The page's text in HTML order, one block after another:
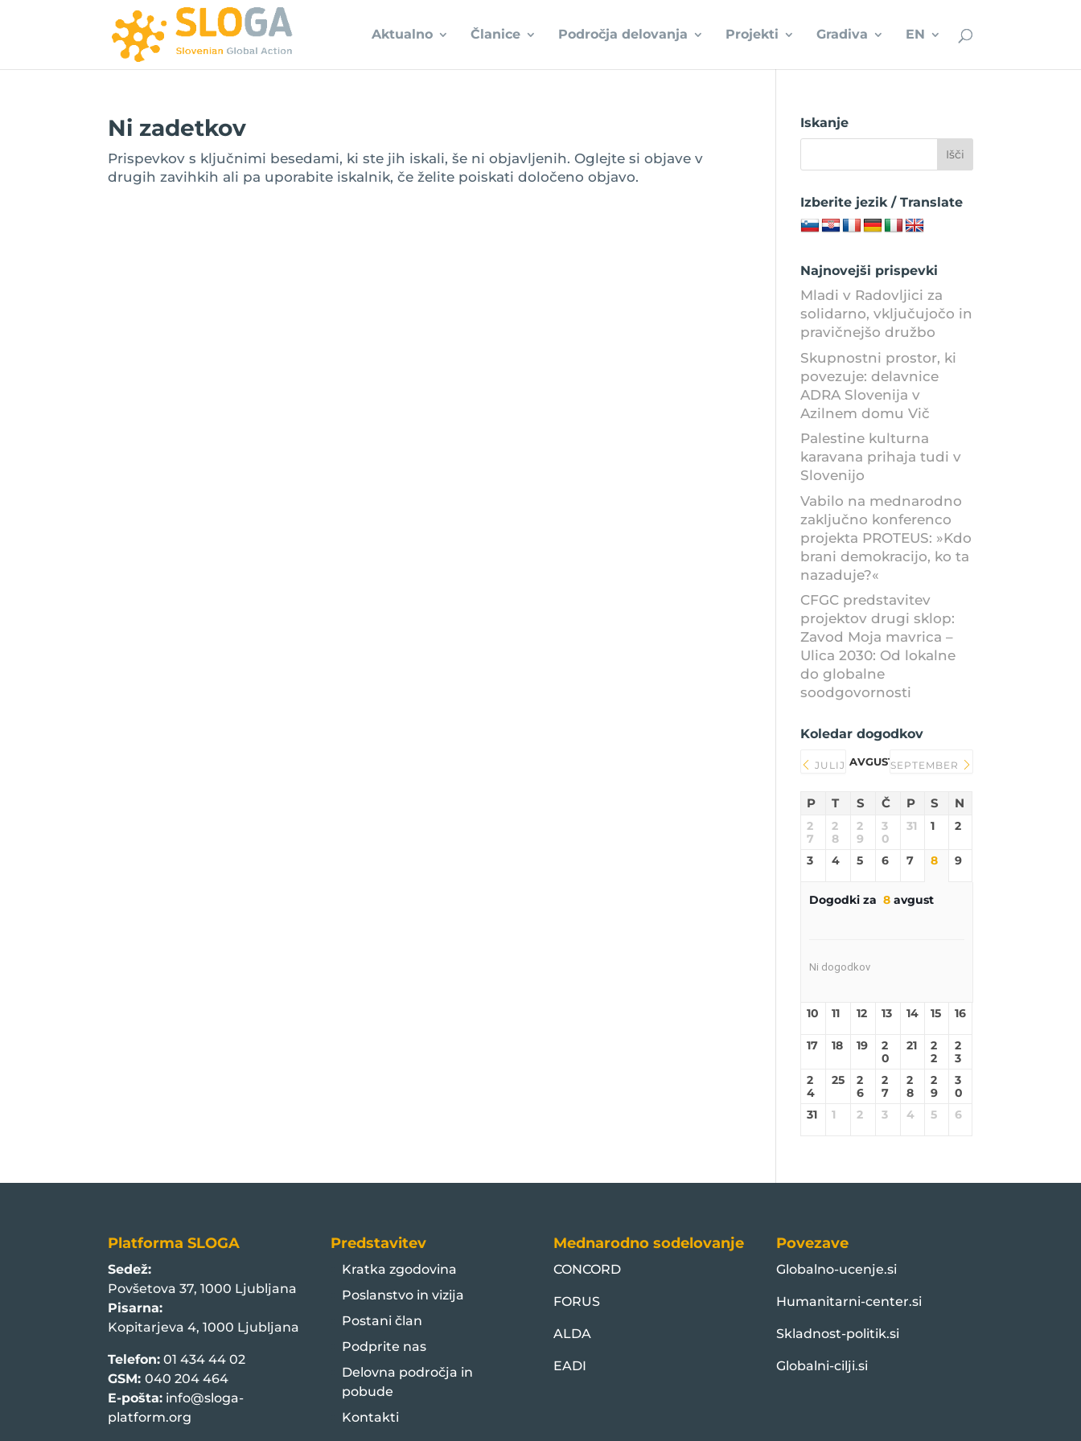
Aktualno Članice Področja delovanja Projekti Gradiva EN
Ni zadetkov
Prispevkov s ključnimi besedami, ki ste jih iskali, še ni objavljenih. Oglejte si objave v
drugih zavihkih ali pa uporabite iskalnik, če želite poiskati določeno objavo.
Iskanje
Izberite jezik / Translate
Najnovejši prispevki
Mladi v Radovljici za
solidarno, vključujočo in
pravičnejšo družbo
Skupnostni prostor, ki
povezuje: delavnice
ADRA Slovenija v
Azilnem domu Vič
Palestine kulturna
karavana prihaja tudi v
Slovenijo
Vabilo na mednarodno
zaključno konferenco
projekta PROTEUS: »Kdo
brani demokracijo, ko ta
nazaduje?«
CFGC predstavitev
projektov drugi sklop:
Zavod Moja mavrica –
Ulica 2030: Od lokalne
do globalne
soodgovornosti
Koledar dogodkov
JULIJ AVGUST 2026SEPTEMBER
P T S Č P S N
2
7
2
8
2
9
3
0
31 1 2
3 4 5 6 7 8 9
Dogodki za 8avgust
Ni dogodkov
10 11 12 13 14 15 16
17 18 19
2
0
21
2
2
2
3
2
4
25
2
6
2
7
2
8
2
9
3
0
31
1 2 3 4 5 6
Platforma SLOGA
Sedež:
Povšetova 37, 1000 Ljubljana
Pisarna:
Kopitarjeva 4, 1000 Ljubljana
Telefon: 01 434 44 02
GSM:040 204 464
E-pošta: info@sloga-
platform.org
Predstavitev
Kratka zgodovina
Poslanstvo in vizija
Postani član
Podprite nas
Delovna področja in
pobude
Kontakti
Mednarodno sodelovanje
CONCORD
FORUS
ALDA
EADI
Povezave
Globalno-ucenje.si
Humanitarni-center.si
Skladnost-politik.si
Globalni-cilji.si